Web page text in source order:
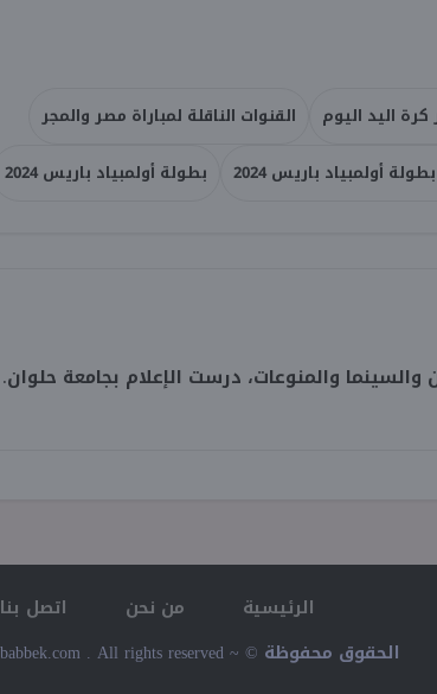
كرة اليد اليوم
القنوات الناقلة لمباراة مصر والمجر
أولمبياد باريس 2024
بطولة أولمبياد باريس 2024
والمنوعات، درست الإعلام بجامعة حلوان.
الرئيسية من نحن
اتصل بنا
© 2026, Shbabbek.com . All rights reserved ~ © الحقوق محفوظة